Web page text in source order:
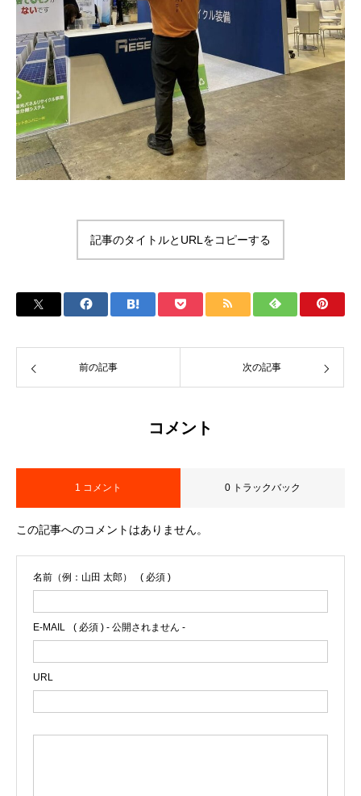
記事のタイトルとURLをコピーする
前の記事 次の記事
コメント
1 コメント 0 トラックバック
この記事へのコメントはありません。
名前（例：山田 太郎） ( 必須 )
E-MAIL ( 必須 ) - 公開されません -
URL